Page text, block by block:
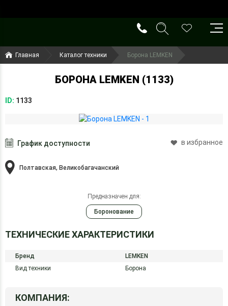
(099) 644-79-22
(050) 416-93-27
Главная Каталог техники Борона LEMKEN
БОРОНА LEMKEN (1133)
ID: 1133
График доступности в избранное
Полтавская, Великобагачанский
Предназначен для:
Боронование
ТЕХНИЧЕСКИЕ ХАРАКТЕРИСТИКИ
Бренд
LEMKEN
Вид техники
Борона
КОМПАНИЯ: